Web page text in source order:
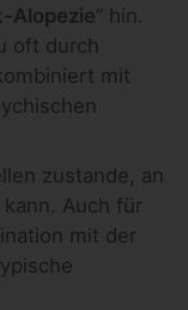
Alopezie“ hin.
oft durch
mit
zustande, an
Auch für
mit der